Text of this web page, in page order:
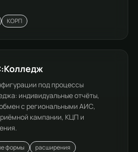
КОРП
под процессы
индивидуальные отчёты,
с региональными АИС,
кампании, КЦП и
формы расширения